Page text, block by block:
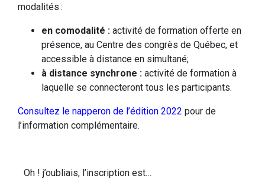
modalités :
en comodalité : activité de formation offerte en
présence, au Centre des congrès de Québec, et
accessible à distance en simultané;
à distance synchrone : activité de formation à
laquelle se connecteront tous les participants.
Consultez le napperon de l’édition 2022 pour de
l’information complémentaire.
Oh ! j’oubliais, l’inscription est…